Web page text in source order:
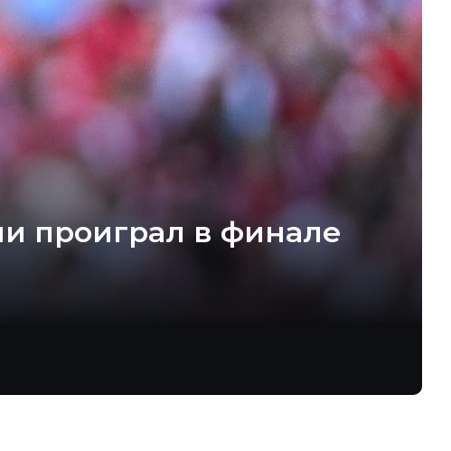
проиграл в финале